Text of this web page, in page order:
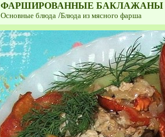
ФАРШИРОВАННЫЕ БАКЛАЖАНЫ
Основные блюда/Блюда из мясного фарша